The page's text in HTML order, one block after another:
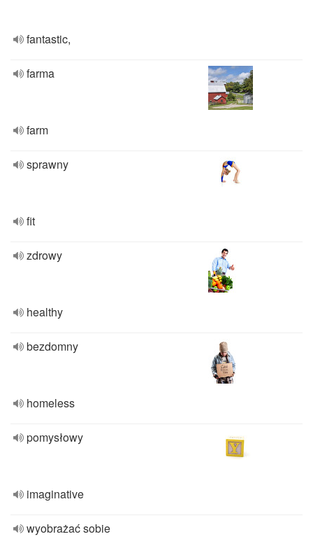
fantastic,
farma
farm
sprawny
fit
zdrowy
healthy
bezdomny
homeless
pomysłowy
imaginative
wyobrażać sobie